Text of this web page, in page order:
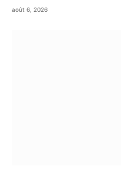
août 6, 2026